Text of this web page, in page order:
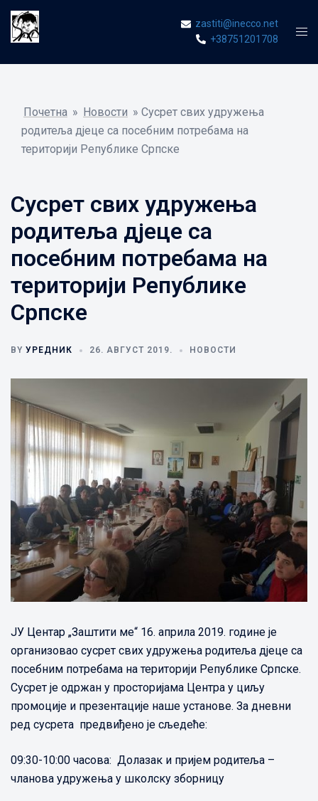
Skip
content
zastiti@inecco.net
+38751201708
Почетна » Новости » Сусрет свих удружења
родитеља дјеце са посебним потребама на
територији Републике Српске
Сусрет свих удружења
родитеља дјеце са
посебним потребама на
територији Републике
Српске
BY УРЕДНИК 26. АВГУСТ 2019. НОВОСТИ
ЈУ Центар „Заштити ме“ 16. априла 2019. године је
организовао сусрет свих удружења родитеља дјеце са
посебним потребама на територији Републике Српске.
Сусрет је одржан у просторијама Центра у циљу
промоције и презентације наше установе. За дневни
ред сусрета предвиђено је сљедеће:
09:30-10:00 часова: Долазак и пријем родитеља –
чланова удружења у школску зборницу